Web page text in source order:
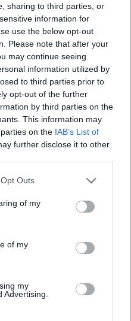
sharing to third parties, or
information for
use the below opt-out
Please note that after your
may continue seeing
information utilized by
to third parties prior to
opt-out of the further
by third parties on the
This information may
on the IAB’s List of
further disclose it to other
Outs
of my
of my
my
Advertising.
écrites par les utilisateurs
d’être approuvés. Pour
cette façon, les évaluations
des expériences propres
peuvent varier selon les
il faut toujours prendre